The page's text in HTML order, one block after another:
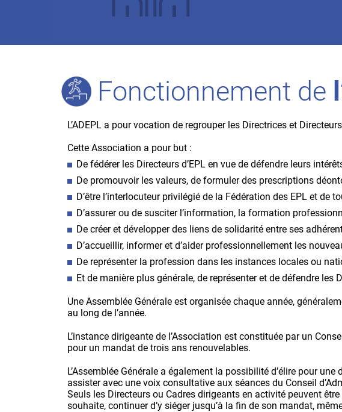
Fonctionnement de
L’ADEPL a pour vocation de regrouper les Directrices et
Cette Association a pour but :
De fédérer les Directeurs d’EPL en vue de défendre leurs
De promouvoir les valeurs, de formuler des prescriptions
D’être l’interlocuteur privilégié de la Fédération des EPL et
D’assurer ou de susciter l’information, la formation
De créer et développer des liens de solidarité entre ses
D’accueillir, informer et d’aider professionnellement les
De représenter la profession dans les instances locales ou
Et de manière plus générale, de représenter et de défendre les
Une Assemblée Générale est organisée chaque année,
au long de l’année.
L’instance dirigeante de l’Association est constituée par un
pour un mandat de trois ans renouvelables.
L’Assemblée Générale a également la possibilité d’élire pour
assister avec une voix consultative aux séances du Conseil
Seuls les Directeurs ou Cadres dirigeants en activité peuvent
souhaite, continuer d’y siéger jusqu’à la fin de son mandat,